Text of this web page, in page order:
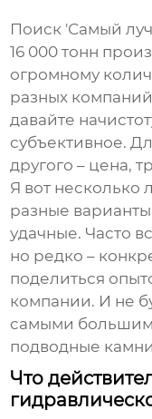
Поиск 'Самый
16 000 тонн
огромному
разных
давайте
субъективное.
другого – цена,
Я вот несколько
разные
удачные. Часто
но редко –
поделиться
компании. И не
самыми
подводные
Что